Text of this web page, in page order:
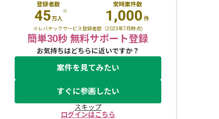
登録者数
45万人
※
常時案件数
1,000 件
※レバテックサービス登録者数（2023年7月時点)
簡単30秒 無料サポート登録
お気持ちはどちらに近いですか？
案件を見てみたい
すぐに参画したい
スキップ
ログインはこちら